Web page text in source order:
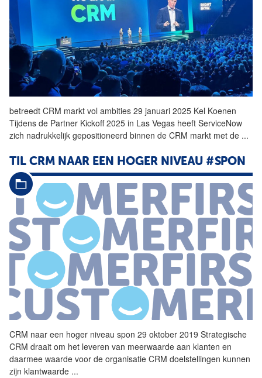
betreedt CRM markt vol ambities 29 januari 2025 Kel Koenen
Tijdens de Partner Kickoff 2025 in Las Vegas heeft ServiceNow
zich nadrukkelijk gepositioneerd binnen de CRM markt met de ...
TIL CRM NAAR EEN HOGER NIVEAU #SPON
CRM naar een hoger niveau spon 29 oktober 2019 Strategische
CRM draait om het leveren van meerwaarde aan klanten en
daarmee waarde voor de organisatie CRM doelstellingen kunnen
zijn klantwaarde ...